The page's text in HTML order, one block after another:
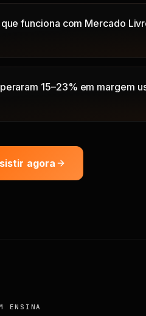
funciona com Mercado
15–23% em margem
agora
ENSINA